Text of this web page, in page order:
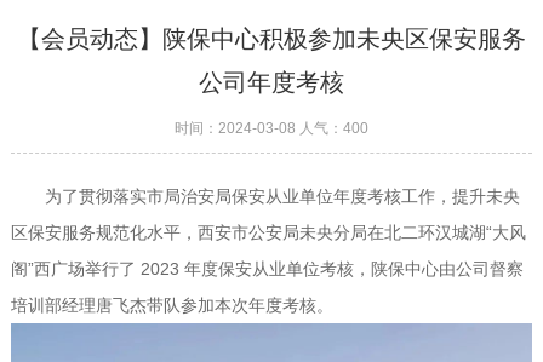
【会员动态】陕保中心积极参加未央区保安服务
公司年度考核
时间：2024-03-08 人气： 400
为了贯彻落实市局治安局保安从业单位年度考核工作，提升未央
区保安服务规范化水平，西安市公安局未央分局在北二环汉城湖“大风
阁”西广场举行了 2023 年度保安从业单位考核，陕保中心由公司督察
培训部经理唐飞杰带队参加本次年度考核。